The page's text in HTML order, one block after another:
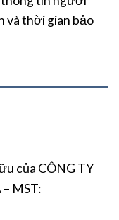
và thời gian bảo
của CÔNG TY
MST: